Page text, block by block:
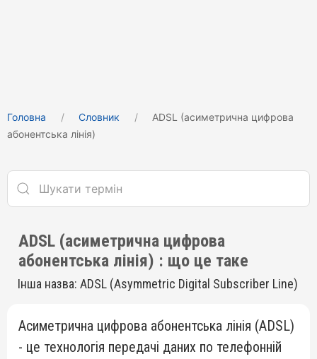
Головна Cловник
ADSL (асиметрична цифрова
абонентська лінія)
ADSL (асиметрична цифрова
абонентська лінія) : що це таке
Інша назва: ADSL (Asymmetric Digital Subscriber Line)
Асиметрична цифрова абонентська лінія (ADSL)
- це технологія передачі даних по телефонній